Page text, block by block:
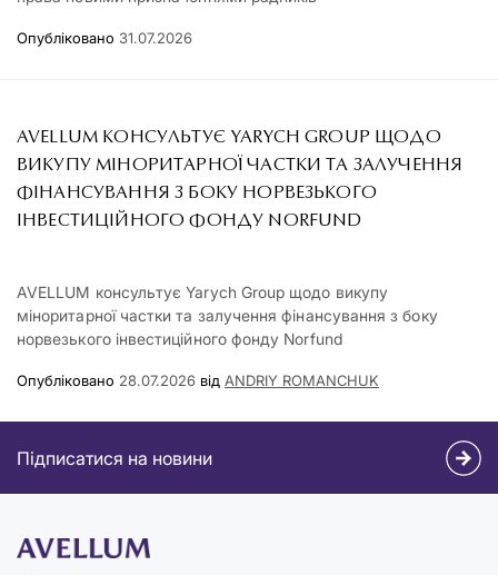
Опубліковано 31.07.2026
AVELLUM КОНСУЛЬТУЄ YARYCH GROUP ЩОДО
ВИКУПУ МІНОРИТАРНОЇ ЧАСТКИ ТА ЗАЛУЧЕННЯ
ФІНАНСУВАННЯ З БОКУ НОРВЕЗЬКОГО
ІНВЕСТИЦІЙНОГО ФОНДУ NORFUND
AVELLUM консультує Yarych Group щодо викупу
міноритарної частки та залучення фінансування з боку
норвезького інвестиційного фонду Norfund
Опубліковано 28.07.2026 від ANDRIY ROMANCHUK
Підписатися на новини